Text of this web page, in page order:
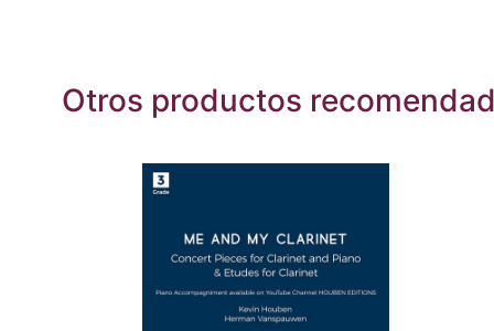
Otros productos